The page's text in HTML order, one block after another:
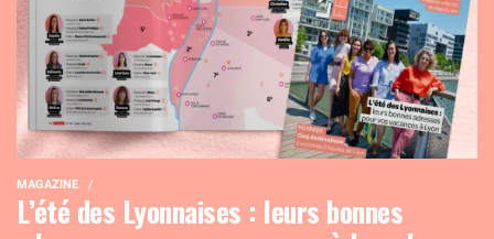
MAGAZINE
L’été des Lyonnaises : leurs bonnes